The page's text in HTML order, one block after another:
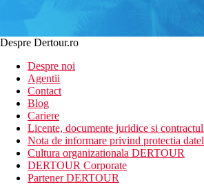
Despre Dertour.ro
Despre noi
Agentii
Contact
Blog
Cariere
Licente, documente juridice si
Nota de informare privind protectia
Cultura organizationala DERTOUR
DERTOUR Corporate
Partener DERTOUR